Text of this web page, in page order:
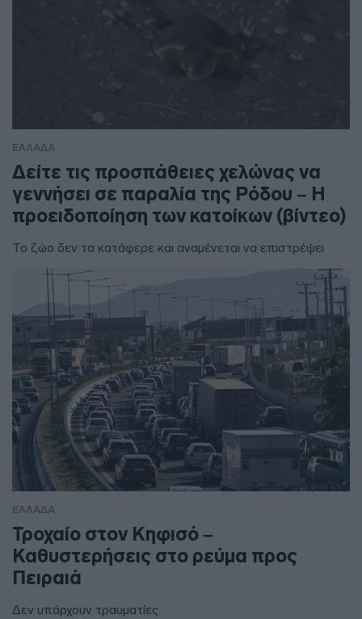
ΕΛΛΑΔΑ
Δείτε τις προσπάθειες χελώνας να
γεννήσει σε παραλία της Ρόδου – Η
προειδοποίηση των κατοίκων (βίντεο)
Το ζώο δεν τα κατάφερε και αναμένεται να επιστρέψει
ΕΛΛΑΔΑ
Τροχαίο στον Κηφισό –
Καθυστερήσεις στο ρεύμα προς
Πειραιά
Δεν υπάρχουν τραυματίες